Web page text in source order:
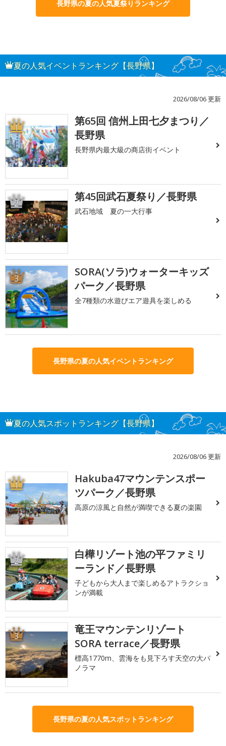
長野県の夏の人気夏祭りランキング
夏の人気イベントランキング【長野県】
2026/08/06 更新
1
第65回 信州上田七夕まつり／
長野県
長野県内最大級の商店街イベント
2 第45回武石夏祭り／長野県
武石地域 夏の一大行事
3
SORA(ソラ)ウォーターキッズ
パーク／長野県
全7種類の水遊びエア遊具を楽しめる
長野県の夏の人気イベントランキング
夏の人気スポットランキング【長野県】
2026/08/06 更新
1
Hakuba47マウンテンスポー
ツパーク／長野県
高原の涼風と自然が満喫できる夏の楽園
2
白樺リゾート池の平ファミリ
ーランド／長野県
子どもから大人まで楽しめるアトラクショ
ンが満載
3
竜王マウンテンリゾート
SORA terrace／長野県
標高1770m、雲海をも見下ろす天空の大パ
ノラマ
長野県の夏の人気スポットランキング